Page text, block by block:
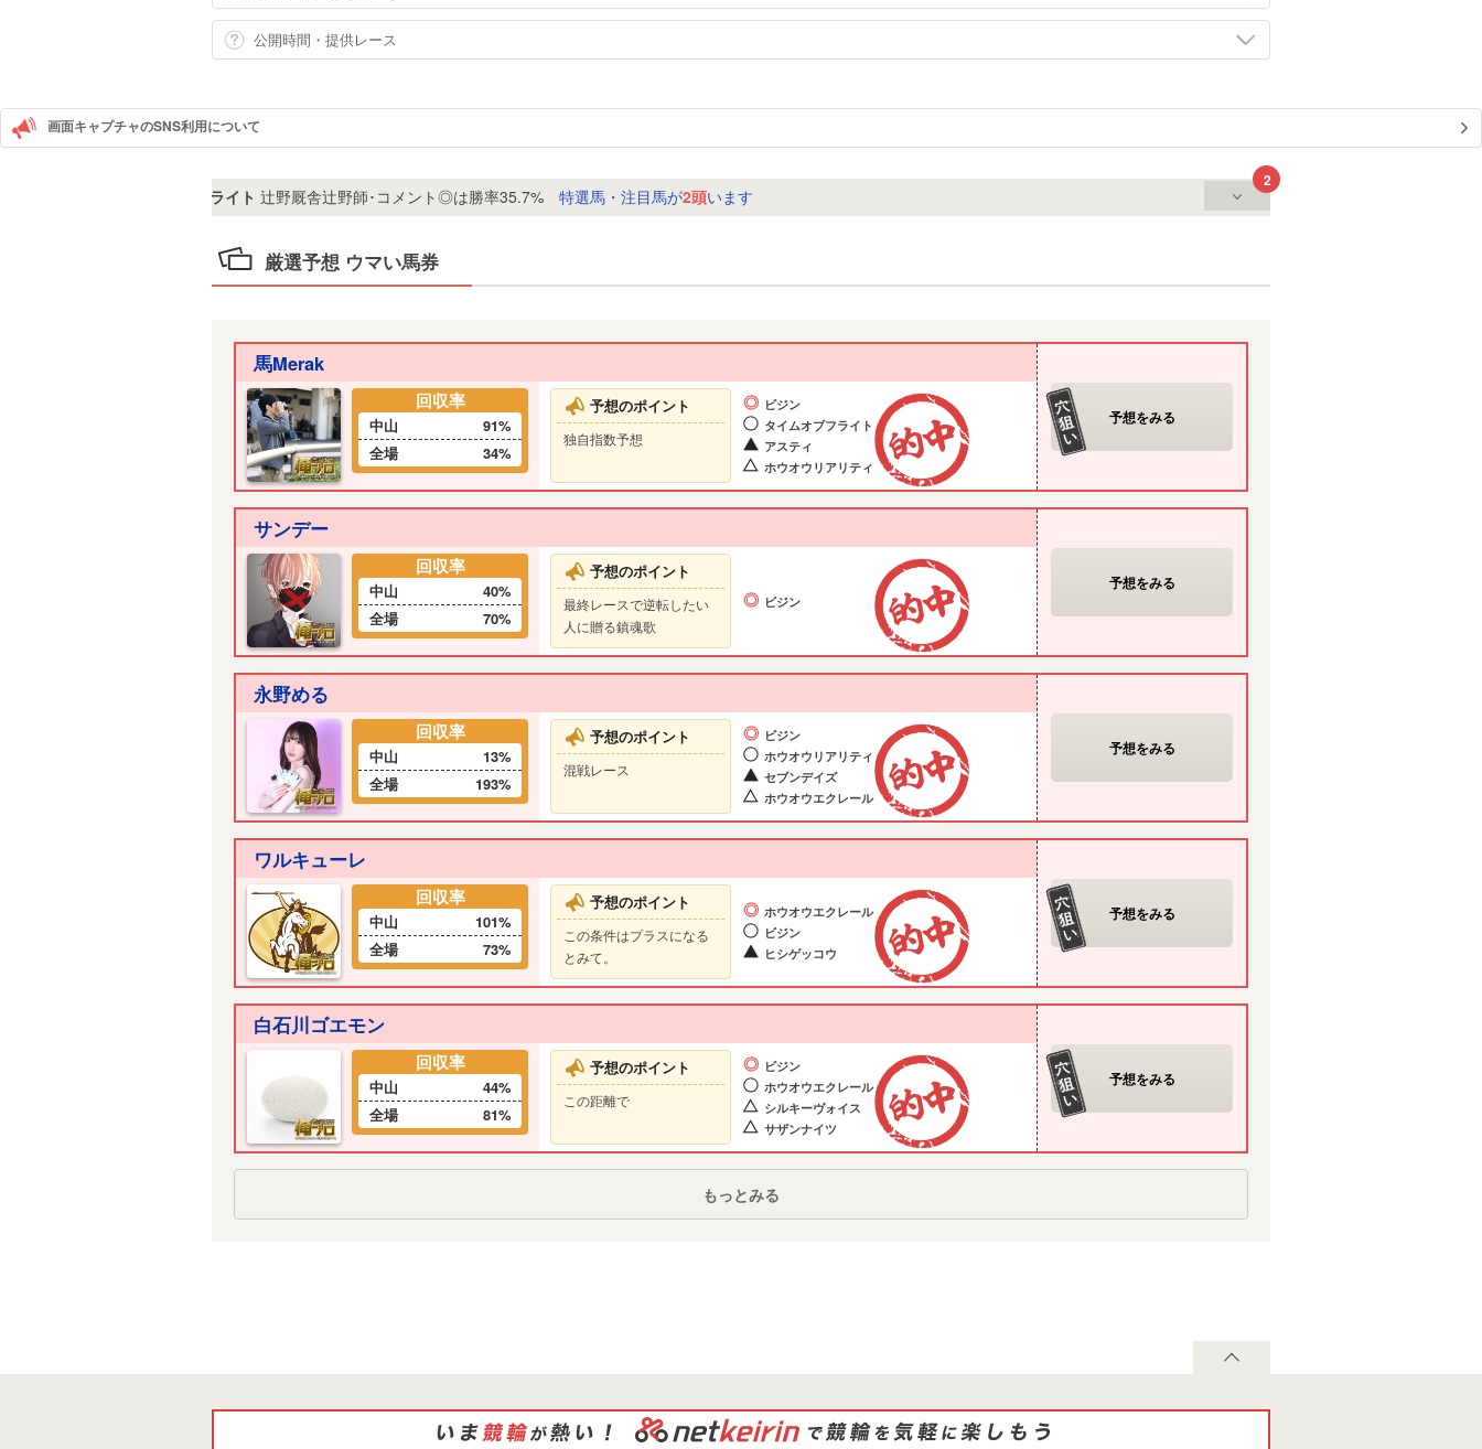
公開時間・提供レース
画面キャプチャのSNS利用について
タイムオブフライト 辻野厩舎辻野師･コメント◎は勝率35.7% 特選馬・注目馬が2頭います
2
厳選予想 ウマい馬券
馬Merak
回収率
中山
91%
全場
34%
予想のポイント
独自指数予想
ビジン
タイムオブフライト
アスティ
ホウオウリアリティ
予想をみる
サンデー
回収率
中山
40%
全場
70%
予想のポイント
最終レースで逆転したい
人に贈る鎮魂歌
ビジン
予想をみる
永野める
回収率
中山
13%
全場
193%
予想のポイント
混戦レース
ビジン
ホウオウリアリティ
セブンデイズ
ホウオウエクレール
予想をみる
ワルキューレ
回収率
中山
101%
全場
73%
予想のポイント
この条件はプラスになる
とみて。
ホウオウエクレール
ビジン
ヒシゲッコウ
予想をみる
白石川ゴエモン
回収率
中山
44%
全場
81%
予想のポイント
この距離で
ビジン
ホウオウエクレール
シルキーヴォイス
サザンナイツ
予想をみる
もっとみる